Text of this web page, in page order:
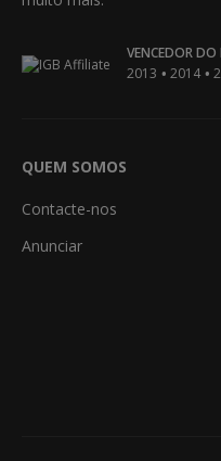
VENCEDOR
2013 • 2014 •
QUEM SOMOS
Contacte-nos
Anunciar